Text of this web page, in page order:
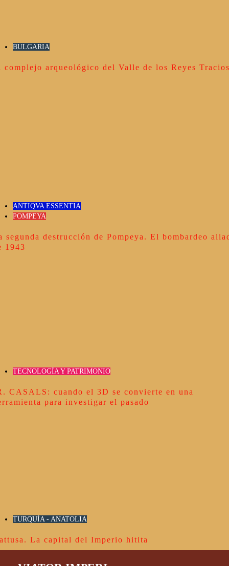
BULGARIA
complejo arqueológico del Valle de los Reyes
ANTIQVA ESSENTIA
POMPEYA
segunda destrucción de Pompeya. El bombardeo
1943
TECNOLOGÍA Y PATRIMONIO
CASALS: cuando el 3D se convierte en una
para investigar el pasado
TURQUÍA - ANATOLIA
La capital del Imperio hitita